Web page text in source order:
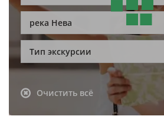
река Нева
Тип экскурсии
Очистить всё